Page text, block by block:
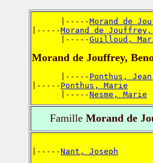
      |-----
Morand de
|-----Morand de
      |-----
Guilloud,
Morand de Jouffrey,
      |-----
Ponthus,
|----- Ponthus, Marie
      |-----
Nesme, Marie
FamilleMorand de
|-----Nant, Joseph